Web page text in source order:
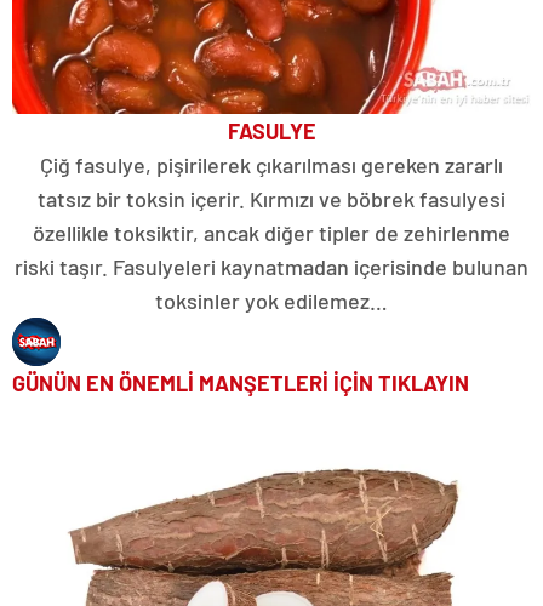
FASULYE
Çiğ fasulye, pişirilerek çıkarılması gereken zararlı
tatsız bir toksin içerir. Kırmızı ve böbrek fasulyesi
özellikle toksiktir, ancak diğer tipler de zehirlenme
riski taşır. Fasulyeleri kaynatmadan içerisinde bulunan
toksinler yok edilemez…
GÜNÜN EN ÖNEMLİ MANŞETLERİ İÇİN TIKLAYIN